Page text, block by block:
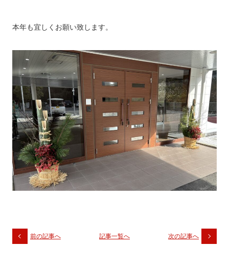
本年も宜しくお願い致します。
前の記事へ 記事一覧へ 次の記事へ